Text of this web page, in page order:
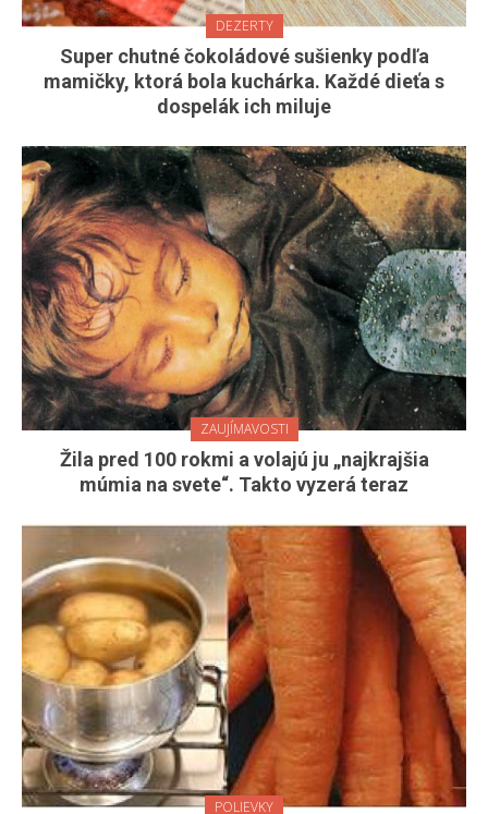
DEZERTY
Super chutné čokoládové sušienky podľa
mamičky, ktorá bola kuchárka. Každé dieťa s
dospelák ich miluje
ZAUJÍMAVOSTI
Žila pred 100 rokmi a volajú ju „najkrajšia
múmia na svete“. Takto vyzerá teraz
POLIEVKY